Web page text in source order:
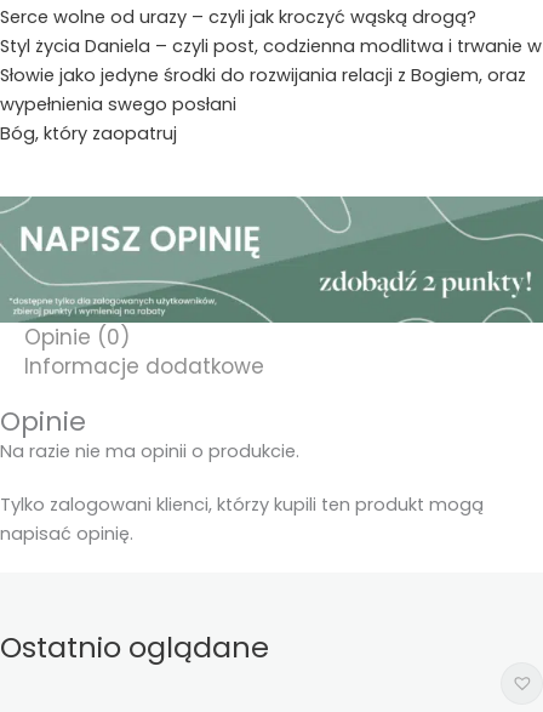
Serce wolne od urazy – czyli jak kroczyć wąską drogą?
Styl życia Daniela – czyli post, codzienna modlitwa i trwanie w
Słowie jako jedyne środki do rozwijania relacji z Bogiem, oraz
wypełnienia swego posłani
Bóg, który zaopatruj
Opinie (0)
Informacje dodatkowe
Opinie
Na razie nie ma opinii o produkcie.
Tylko zalogowani klienci, którzy kupili ten produkt mogą
napisać opinię.
Ostatnio oglądane